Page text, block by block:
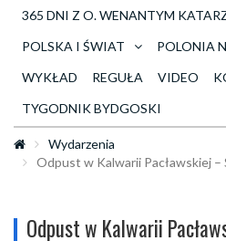
365 DNI Z O. WENANTYM
POLSKA I ŚWIAT
POLONIA
WYKŁAD
REGUŁA VIDEO
TYGODNIK BYDGOSKI
Wydarzenia
Odpust w Kalwarii Pacławskiej
Odpust w Kalwarii